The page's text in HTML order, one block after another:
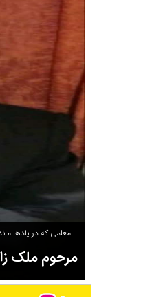
معلمی که در یادها
مرحوم ملک